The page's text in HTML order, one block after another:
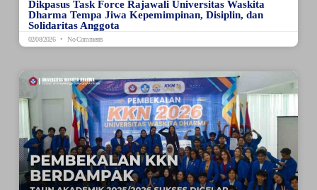
Dikpasus Task Force Rajawali Universitas Waskita
Dharma Tempa Jiwa Kepemimpinan, Disiplin, dan
Solidaritas Anggota
02/08/2026 No Comments